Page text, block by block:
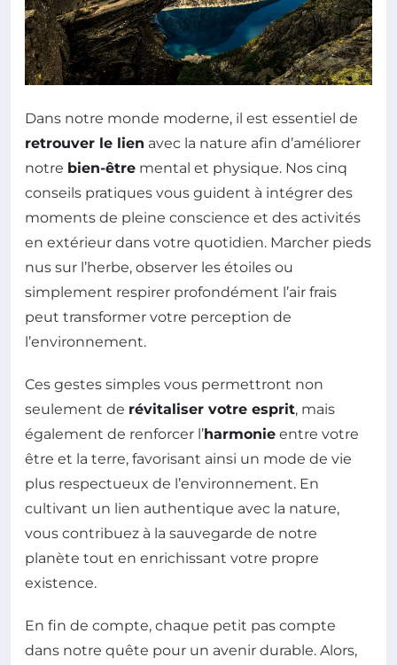
Dans notre monde moderne, il est essentiel de
retrouver le lien avec la nature afin d’améliorer
notre bien-être mental et physique. Nos cinq
conseils pratiques vous guident à intégrer des
moments de pleine conscience et des activités
en extérieur dans votre quotidien. Marcher pieds
nus sur l’herbe, observer les étoiles ou
simplement respirer profondément l’air frais
peut transformer votre perception de
l’environnement.
Ces gestes simples vous permettront non
seulement de révitaliser votre esprit, mais
également de renforcer l’harmonie entre votre
être et la terre, favorisant ainsi un mode de vie
plus respectueux de l’environnement. En
cultivant un lien authentique avec la nature,
vous contribuez à la sauvegarde de notre
planète tout en enrichissant votre propre
existence.
En fin de compte, chaque petit pas compte
dans notre quête pour un avenir durable. Alors,